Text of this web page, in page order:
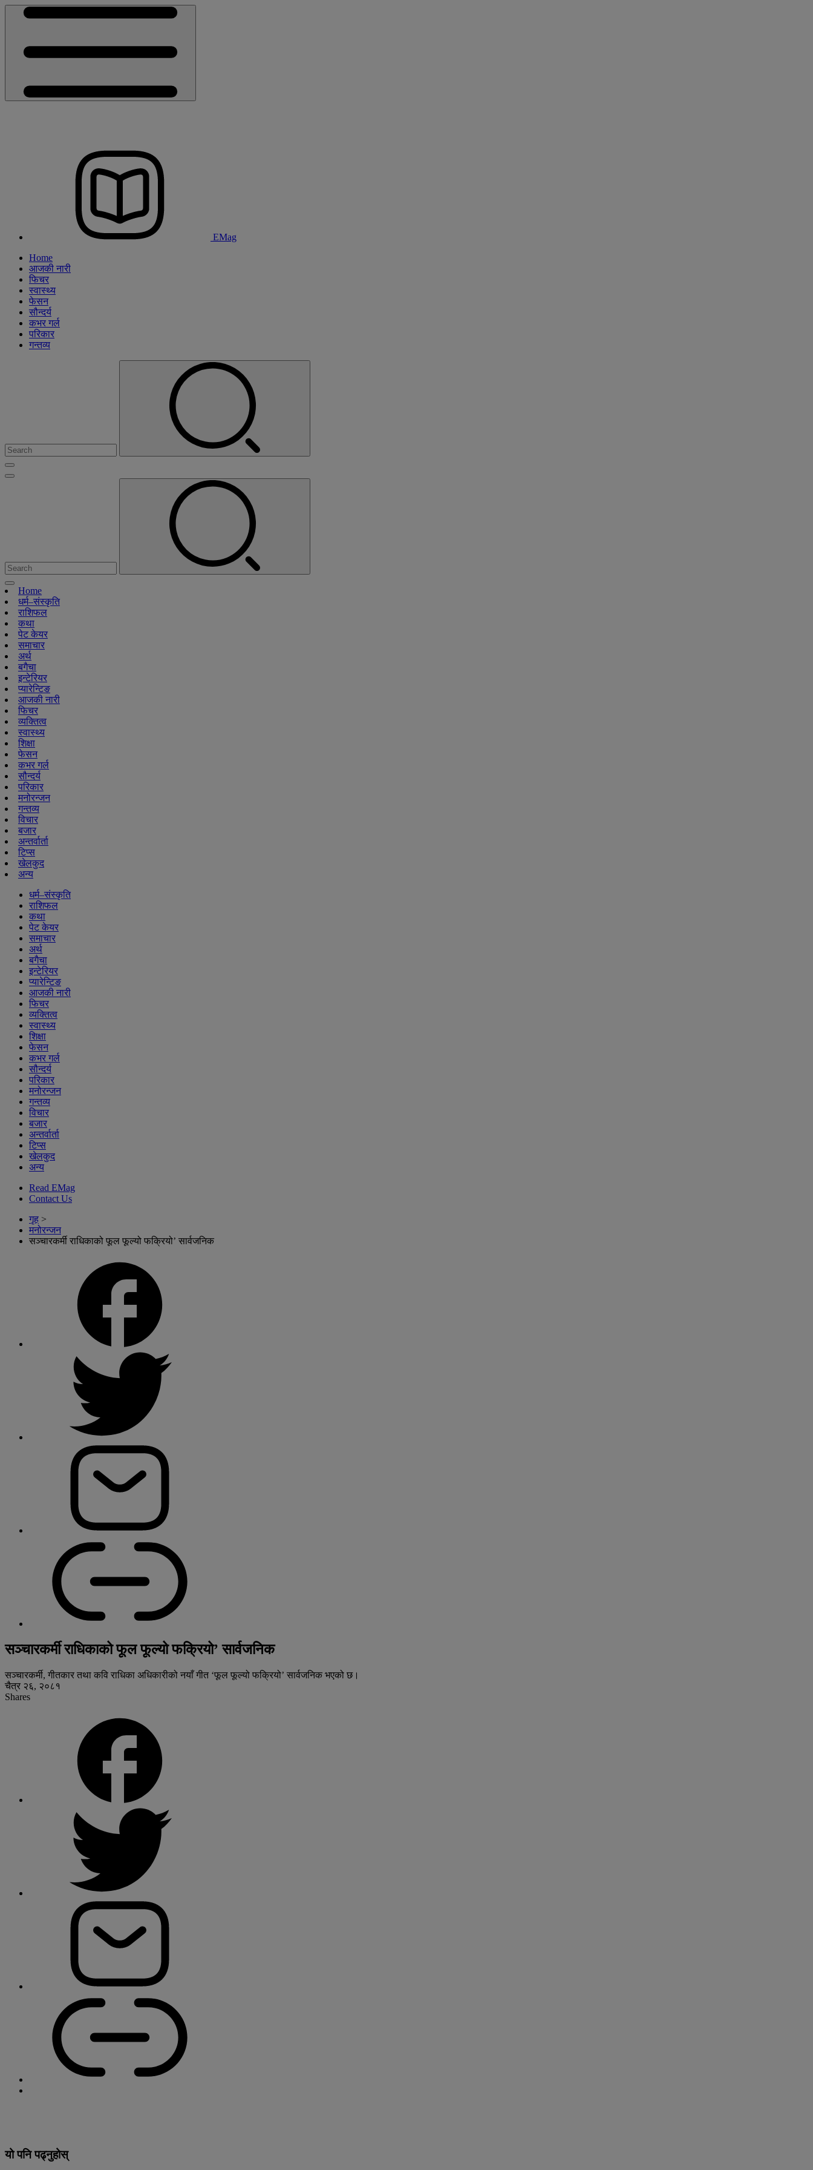
EMag
Home
आजकी नारी
फिचर
स्वास्थ्य
फेसन
सौन्दर्य
कभर गर्ल
परिकार
गन्तव्य
Home
धर्म–संस्कृति
राशिफल
कथा
पेट केयर
समाचार
अर्थ
बगैचा
इन्टेरियर
प्यारेन्टिङ
आजकी नारी
फिचर
व्यक्तित्व
स्वास्थ्य
शिक्षा
फेसन
कभर गर्ल
सौन्दर्य
परिकार
मनोरन्जन
गन्तव्य
विचार
बजार
अन्तर्वार्ता
टिप्स
खेलकुद
अन्य
धर्म–संस्कृति
राशिफल
कथा
पेट केयर
समाचार
अर्थ
बगैचा
इन्टेरियर
प्यारेन्टिङ
आजकी नारी
फिचर
व्यक्तित्व
स्वास्थ्य
शिक्षा
फेसन
कभर गर्ल
सौन्दर्य
परिकार
मनोरन्जन
गन्तव्य
विचार
बजार
अन्तर्वार्ता
टिप्स
खेलकुद
अन्य
Read EMag
Contact Us
गृह >
मनोरन्जन
सञ्चारकर्मी राधिकाको फूल फूल्यो फक्रियो’ सार्वजनिक
सञ्चारकर्मी राधिकाको फूल फूल्यो फक्रियो’ सार्वजनिक
सञ्चारकर्मी, गीतकार तथा कवि राधिका अधिकारीको नयाँ गीत ‘फूल फूल्यो फक्रियो’ सार्वजनिक भएको छ।
चैत्र २६, २०८१
Shares
यो पनि पढ्नुहोस्